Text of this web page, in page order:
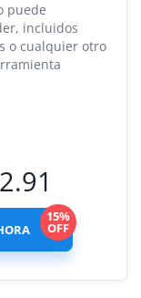
puede
incluidos
o cualquier otro
15%
OFF